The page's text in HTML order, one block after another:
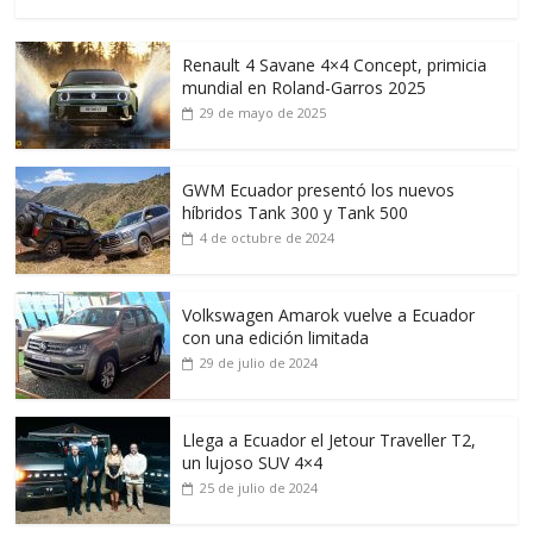
Renault 4 Savane 4×4 Concept, primicia
mundial en Roland-Garros 2025
29 de mayo de 2025
GWM Ecuador presentó los nuevos
híbridos Tank 300 y Tank 500
4 de octubre de 2024
Volkswagen Amarok vuelve a Ecuador
con una edición limitada
29 de julio de 2024
Llega a Ecuador el Jetour Traveller T2,
un lujoso SUV 4×4
25 de julio de 2024